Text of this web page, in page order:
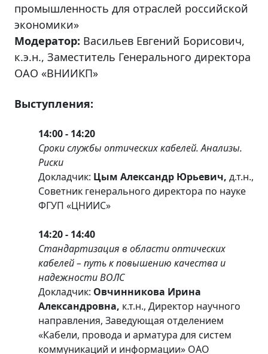
промышленность для отраслей российской
экономики»
Модератор: Васильев Евгений Борисович,
к.э.н., Заместитель Генерального директора
ОАО «ВНИИКП»
Выступления:
14:00 - 14:20
Сроки службы оптических кабелей. Анализы.
Риски
Докладчик: Цым Александр Юрьевич, д.т.н.,
Советник генерального директора по науке
ФГУП «ЦНИИС»
14:20 - 14:40
Стандартизация в области оптических
кабелей – путь к повышению качества и
надежности ВОЛС
Докладчик: Овчинникова Ирина
Александровна, к.т.н., Директор научного
направления, Заведующая отделением
«Кабели, провода и арматура для систем
коммуникаций и информации» ОАО